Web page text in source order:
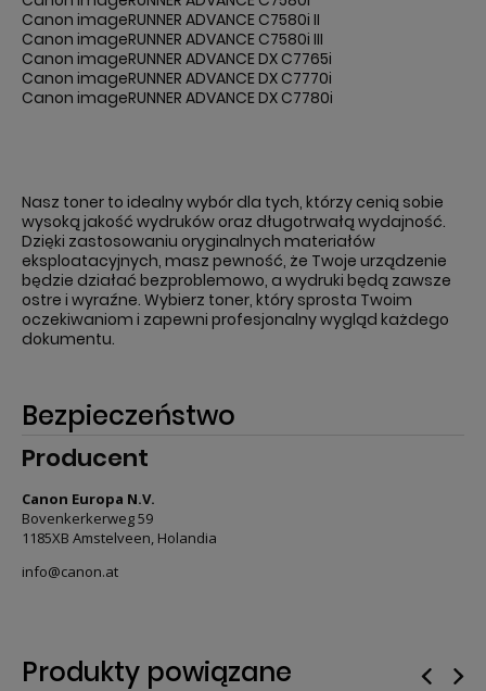
Canon imageRUNNER ADVANCE C7580i II
Canon imageRUNNER ADVANCE C7580i III
Canon imageRUNNER ADVANCE DX C7765i
Canon imageRUNNER ADVANCE DX C7770i
Canon imageRUNNER ADVANCE DX C7780i
Nasz toner to idealny wybór dla tych, którzy cenią sobie
wysoką jakość wydruków oraz długotrwałą wydajność.
Dzięki zastosowaniu oryginalnych materiałów
eksploatacyjnych, masz pewność, że Twoje urządzenie
będzie działać bezproblemowo, a wydruki będą zawsze
ostre i wyraźne. Wybierz toner, który sprosta Twoim
oczekiwaniom i zapewni profesjonalny wygląd każdego
dokumentu.
Bezpieczeństwo
Producent
Canon Europa N.V.
Bovenkerkerweg 59
1185XB Amstelveen, Holandia
info@canon.at
Produkty powiązane